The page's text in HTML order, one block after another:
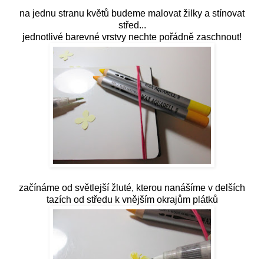
na jednu stranu květů budeme malovat žilky a stínovat
střed...
jednotlivé barevné vrstvy nechte pořádně zaschnout!
začínáme od světlejší žluté, kterou nanášíme v delších
tazích od středu k vnějším okrajům plátků